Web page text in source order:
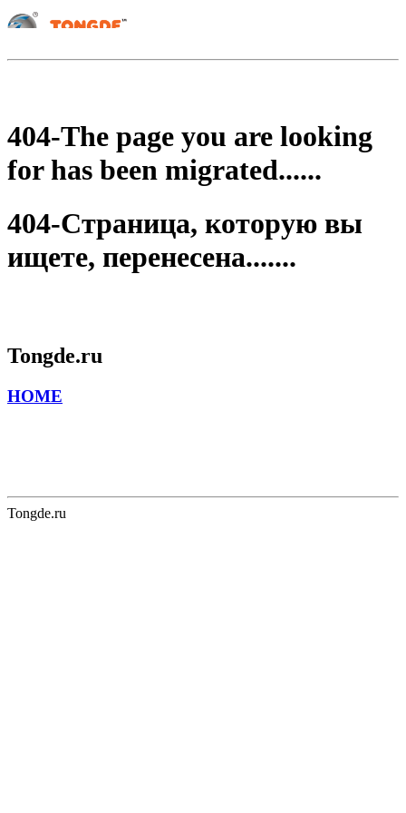
404-The page you are looking
for has been migrated......
404-Страница, которую вы
ищете, перенесена.......
Tongde.ru
HOME
Tongde.ru